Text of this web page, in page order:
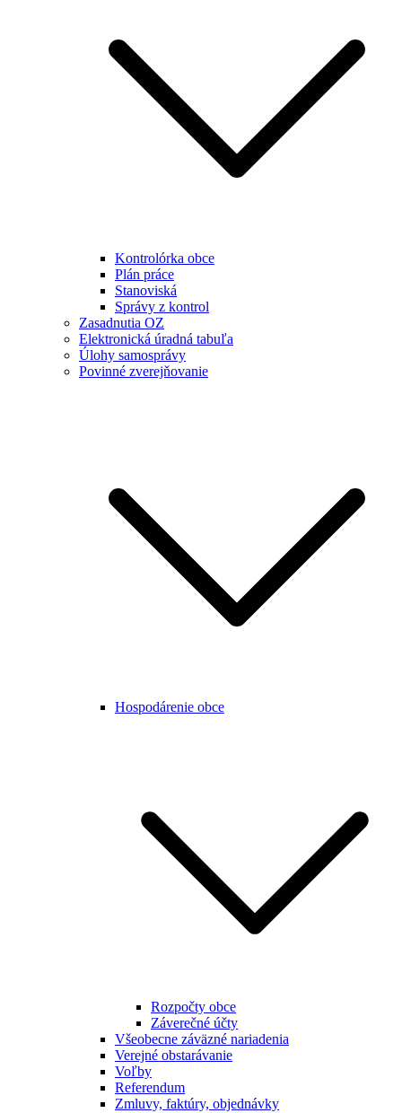
Kontrolórka obce
Plán práce
Stanoviská
Správy z kontrol
Zasadnutia OZ
Elektronická úradná tabuľa
Úlohy samosprávy
Povinné zverejňovanie
Hospodárenie obce
Rozpočty obce
Záverečné účty
Všeobecne záväzné nariadenia
Verejné obstarávanie
Voľby
Referendum
Zmluvy, faktúry, objednávky